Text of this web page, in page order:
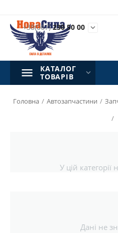
+38(067)230 50 00 
КАТАЛОГ
ТОВАРІВ
Головна / Автозапчастини /
/
У цій категорії
Дані не